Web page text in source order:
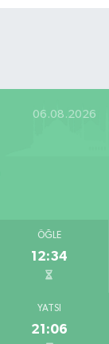
06.08.2026
ÖĞLE
12:34
YATSI
21:06